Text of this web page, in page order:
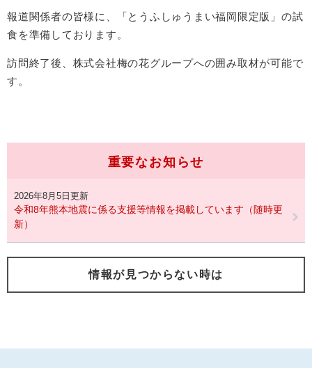
報道関係者の皆様に、「とうふしゅうまい福岡限定版」の試
食を準備しております。
訪問終了後、株式会社梅の花グループへの囲み取材が可能で
す。
重要なお知らせ
2026年8月5日更新
令和8年熊本地震に係る支援等情報を掲載しています（随時更
新）
情報が見つからない時は